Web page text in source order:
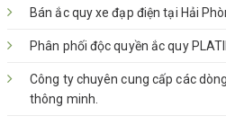
Bán ắc quy xe đạp điện tại Hải
Phân phối độc quyền ắc quy
Công ty chuyên cung cấp các
thông minh.